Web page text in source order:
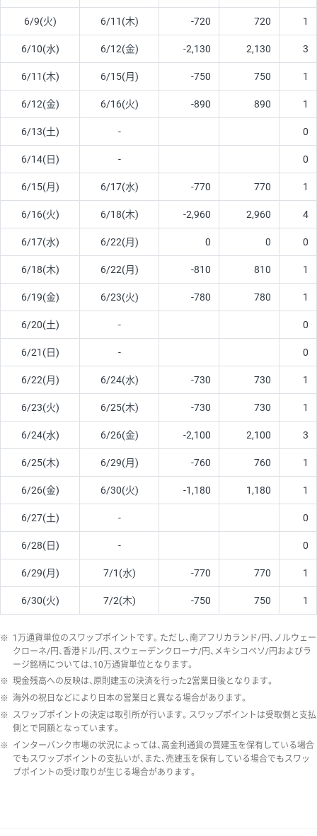
6/9(火) 6/11(木) -720 720 1
6/10(水) 6/12(金) -2,130 2,130 3
6/11(木) 6/15(月) -750 750 1
6/12(金) 6/16(火) -890 890 1
6/13(土) - 0
6/14(日) - 0
6/15(月) 6/17(水) -770 770 1
6/16(火) 6/18(木) -2,960 2,960 4
6/17(水) 6/22(月) 0 0 0
6/18(木) 6/22(月) -810 810 1
6/19(金) 6/23(火) -780 780 1
6/20(土) - 0
6/21(日) - 0
6/22(月) 6/24(水) -730 730 1
6/23(火) 6/25(木) -730 730 1
6/24(水) 6/26(金) -2,100 2,100 3
6/25(木) 6/29(月) -760 760 1
6/26(金) 6/30(火) -1,180 1,180 1
6/27(土) - 0
6/28(日) - 0
6/29(月) 7/1(水) -770 770 1
6/30(火) 7/2(木) -750 750 1
※ 1万通貨単位のスワップポイントです。ただし、南アフリカランド/円、ノルウェー
クローネ/円、香港ドル/円、スウェーデンクローナ/円、メキシコペソ/円およびラ
ージ銘柄については、10万通貨単位となります。
※ 現金残高への反映は、原則建玉の決済を行った2営業日後となります。
※ 海外の祝日などにより日本の営業日と異なる場合があります。
※ スワップポイントの決定は取引所が行います。スワップポイントは受取側と支払
側とで同額となっています。
※ インターバンク市場の状況によっては、高金利通貨の買建玉を保有している場合
でもスワップポイントの支払いが、また、売建玉を保有している場合でもスワッ
プポイントの受け取りが生じる場合があります。